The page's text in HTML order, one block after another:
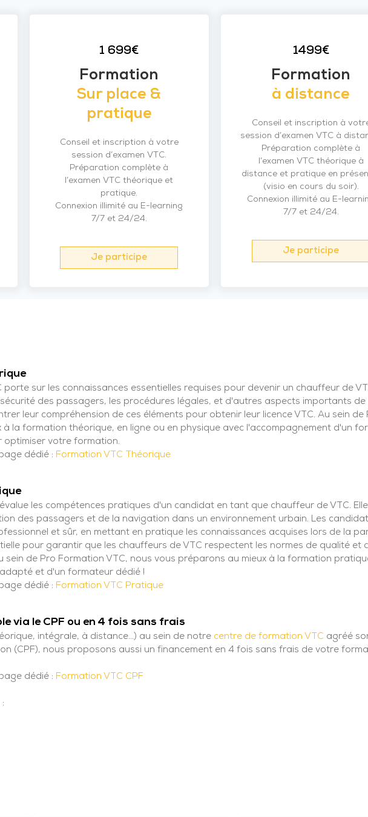
1 699€
Formation
Sur place &
pratique
Conseil et inscription à votre
session d’examen VTC.
Préparation complète à
l’examen VTC théorique et
pratique.
Connexion illimité au E-learning
7/7 et 24/24.
Je participe
1499€
Formation
à distance
Conseil et inscription à
session d’examen VTC à
Préparation complète à
l’examen VTC théorique à
distance et pratique en
(visio en cours du soir).
Connexion illimité au E-
7/7 et 24/24.
Je participe
sur les connaissances essentielles requises pour devenir un chauffeur de
des passagers, les procédures légales, et d'autres aspects importants de
leur compréhension de ces éléments pour obtenir leur licence VTC. Au sein de
à la formation théorique, en ligne ou en physique avec l'accompagnement d'un
optimiser votre formation.
dédié : Formation VTC Théorique
les compétences pratiques d'un candidat en tant que chauffeur de VTC.
des passagers et de la navigation dans un environnement urbain. Les
et sûr, en mettant en pratique les connaissances acquises lors de la
pour garantir que les chauffeurs de VTC respectent les normes de qualité et
de Pro Formation VTC, nous vous préparons au mieux à la formation
et d'un formateur dédié !
dédié : Formation VTC Pratique
via le CPF ou en 4 fois sans frais
intégrale, à distance...) au sein de notre centre de formation VTC agréé
(CPF), nous proposons aussi un financement en 4 fois sans frais de votre
dédié : Formation VTC CPF